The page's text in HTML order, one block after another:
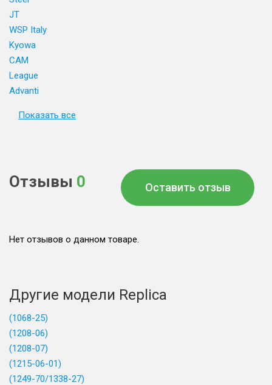
JT
WSP Italy
Kyowa
CAM
League
Advanti
Показать все
Отзывы 0 Оставить отзыв
Нет отзывов о данном товаре.
Другие модели Replica
(1068-25)
(1208-06)
(1208-07)
(1215-06-01)
(1249-70/1338-27)